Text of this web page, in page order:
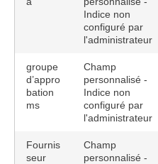
Indice non
configuré par
l'administrateur
groupe
d’appro
bation
ms
Champ
personnalisé -
Indice non
configuré par
l'administrateur
Fournis
seur
Champ
personnalisé -